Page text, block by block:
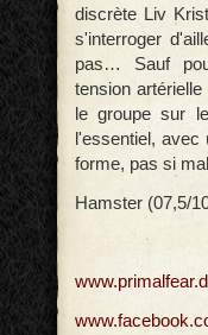
discrète Liv
s'interroger
pas… Sauf
tension
legroupe sur
l'essentiel, avec
forme, pas si
Hamster (07,5/